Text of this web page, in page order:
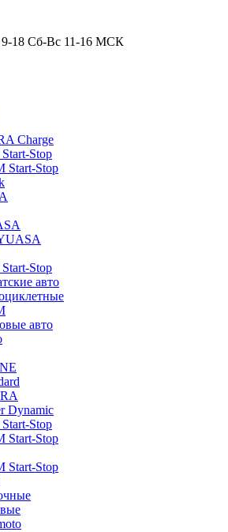
18 Сб-Вс 11-16 МСК
Charge
Stop
Start-Stop
Stop
авто
авто
Dynamic
Stop
Start-Stop
Start-Stop